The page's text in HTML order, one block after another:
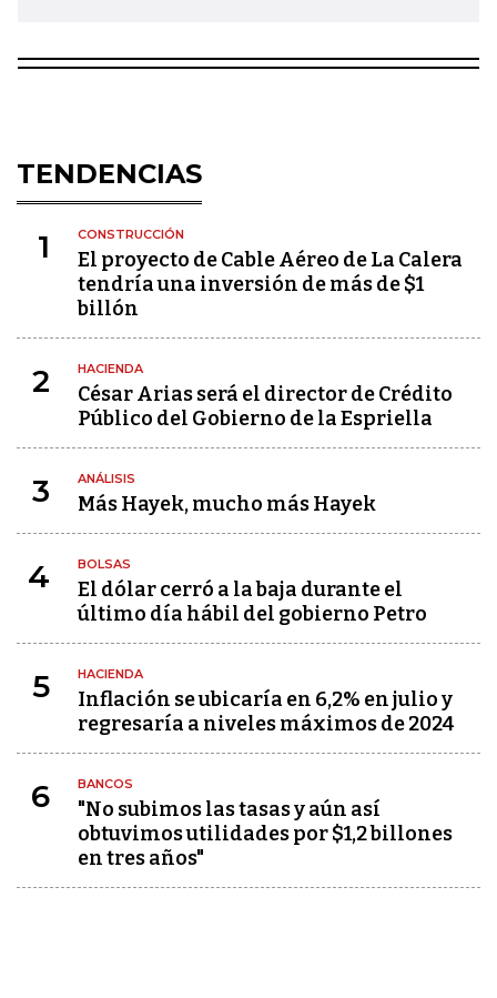
TENDENCIAS
1 CONSTRUCCIÓN
El proyecto de Cable Aéreo de La Calera
tendría una inversión de más de $1
billón
2 HACIENDA
César Arias será el director de Crédito
Público del Gobierno de la Espriella
3 ANÁLISIS
Más Hayek, mucho más Hayek
4 BOLSAS
El dólar cerró a la baja durante el
último día hábil del gobierno Petro
5 HACIENDA
Inflación se ubicaría en 6,2% en julio y
regresaría a niveles máximos de 2024
6 BANCOS
"No subimos las tasas y aún así
obtuvimos utilidades por $1,2 billones
en tres años"